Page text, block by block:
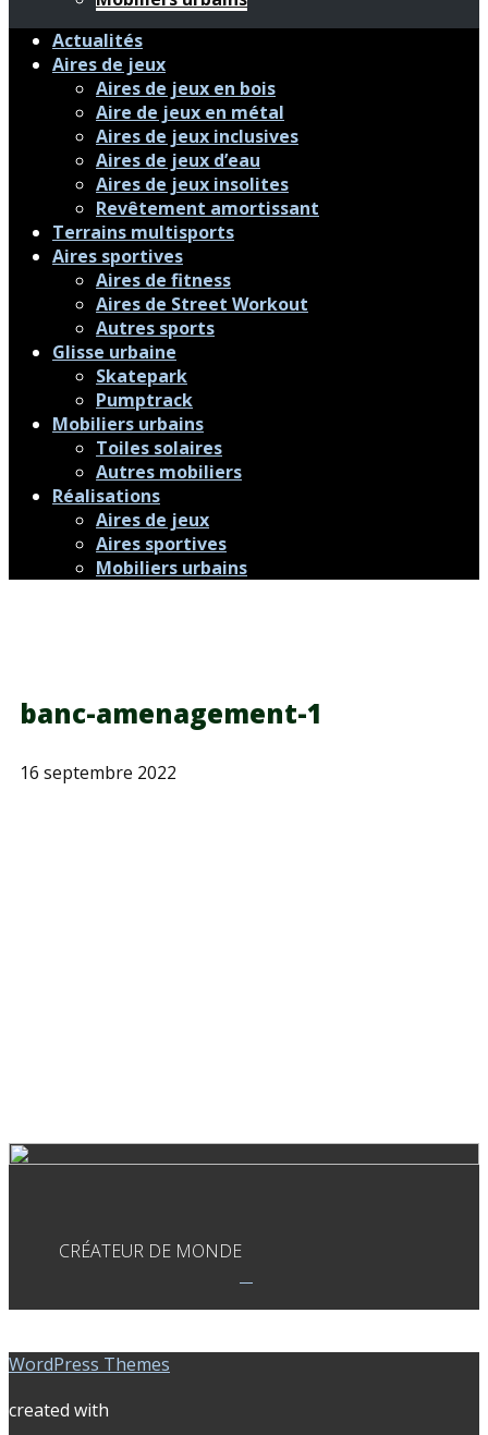
Actualités
Aires de jeux
Aires de jeux en bois
Aire de jeux en métal
Aires de jeux inclusives
Aires de jeux d’eau
Aires de jeux insolites
Revêtement amortissant
Terrains multisports
Aires sportives
Aires de fitness
Aires de Street Workout
Autres sports
Glisse urbaine
Skatepark
Pumptrack
Mobiliers urbains
Toiles solaires
Autres mobiliers
Réalisations
Aires de jeux
Aires sportives
Mobiliers urbains
banc-amenagement-1
16 septembre 2022
CRÉATEUR DE MONDE
WordPress Themes
created with